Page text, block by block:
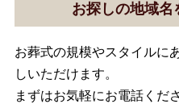
お探しの地域名
お葬式の規模やスタイルに
しいただけます。
まずはお気軽にお電話くだ